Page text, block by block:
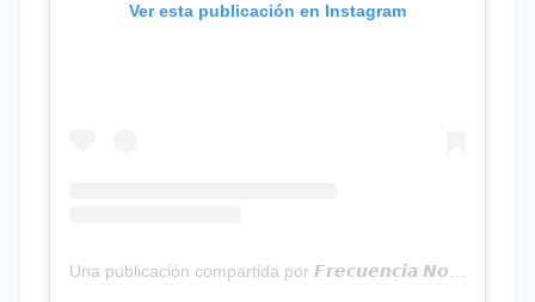
Ver esta publicación en Instagram